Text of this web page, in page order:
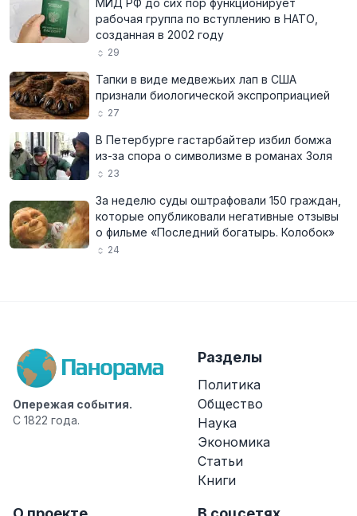
МИД РФ до сих пор функционирует
рабочая группа по вступлению в НАТО,
созданная в 2002 году
29
Тапки в виде медвежьих лап в США
признали биологической экспроприацией
27
В Петербурге гастарбайтер избил бомжа
из-за спора о символизме в романах Золя
23
За неделю суды оштрафовали 150 граждан,
которые опубликовали негативные отзывы
о фильме «Последний богатырь. Колобок»
24
Опережая события.
С 1822 года.
Разделы
Политика
Общество
Наука
Экономика
Статьи
Книги